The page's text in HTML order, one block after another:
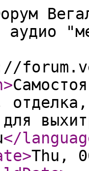
аудио
>
</
>Thu,